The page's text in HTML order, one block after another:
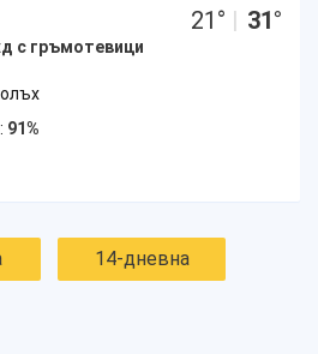
с гръмотевици
21 ° | 31°
91%
14-дневна